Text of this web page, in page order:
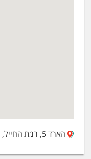
הארד 5, רמת החייל, תל-אביב 69710